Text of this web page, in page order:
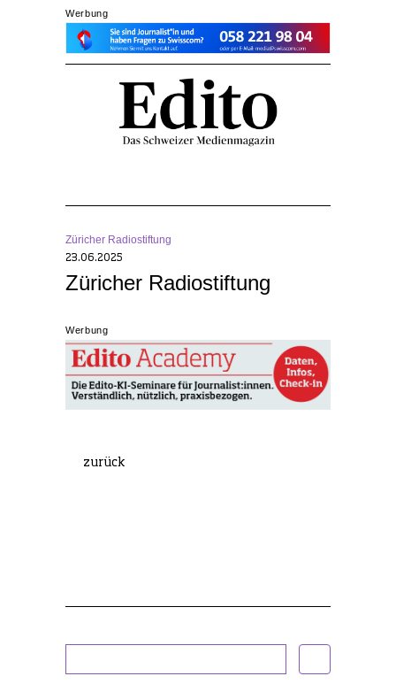
Werbung
Züricher Radiostiftung
23.06.2025
Züricher Radiostiftung
Werbung
zurück